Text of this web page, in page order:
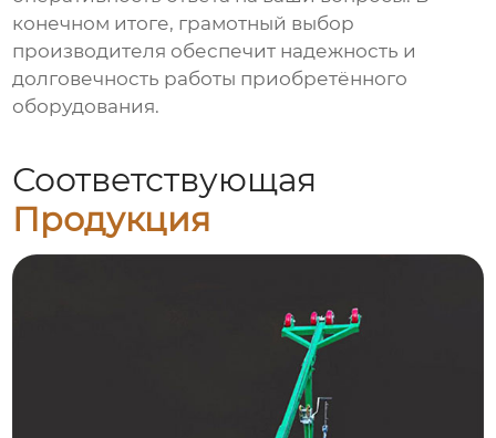
конечном итоге, грамотный выбор
производителя обеспечит надежность и
долговечность работы приобретённого
оборудования.
Соответствующая
Продукция